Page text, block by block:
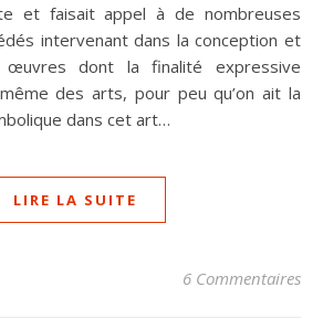
et faisait appel à de nombreuses
intervenant dans la conception et
dont la finalité expressive
des arts, pour peu qu’on ait la
dans cet art…
LIRE LA SUITE
6 Commentaires